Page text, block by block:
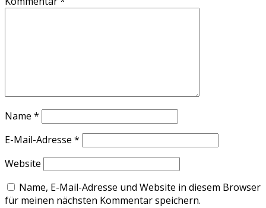
Name *
E-Mail-Adresse *
Website
Name, E-Mail-Adresse und Website in diesem Browser
für meinen nächsten Kommentar speichern.